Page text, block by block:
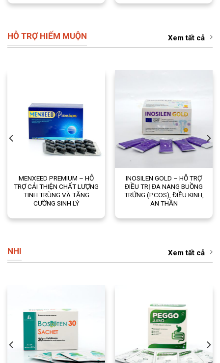
HỖ TRỢ HIẾM MUỘN Xem tất cả
MENXEED PREMIUM – HỖ
TRỢ CẢI THIỆN CHẤT LƯỢNG
TINH TRÙNG VÀ TĂNG
CƯỜNG SINH LÝ
INOSILEN GOLD – HỖ TRỢ
ĐIỀU TRỊ ĐA NANG BUỒNG
TRỨNG (PCOS), ĐIỀU KINH,
AN THẦN
NHI Xem tất cả